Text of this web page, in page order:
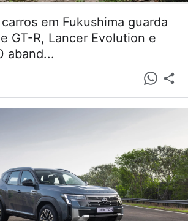
em Fukushima guarda
GT-R, Lancer Evolution e
aband...